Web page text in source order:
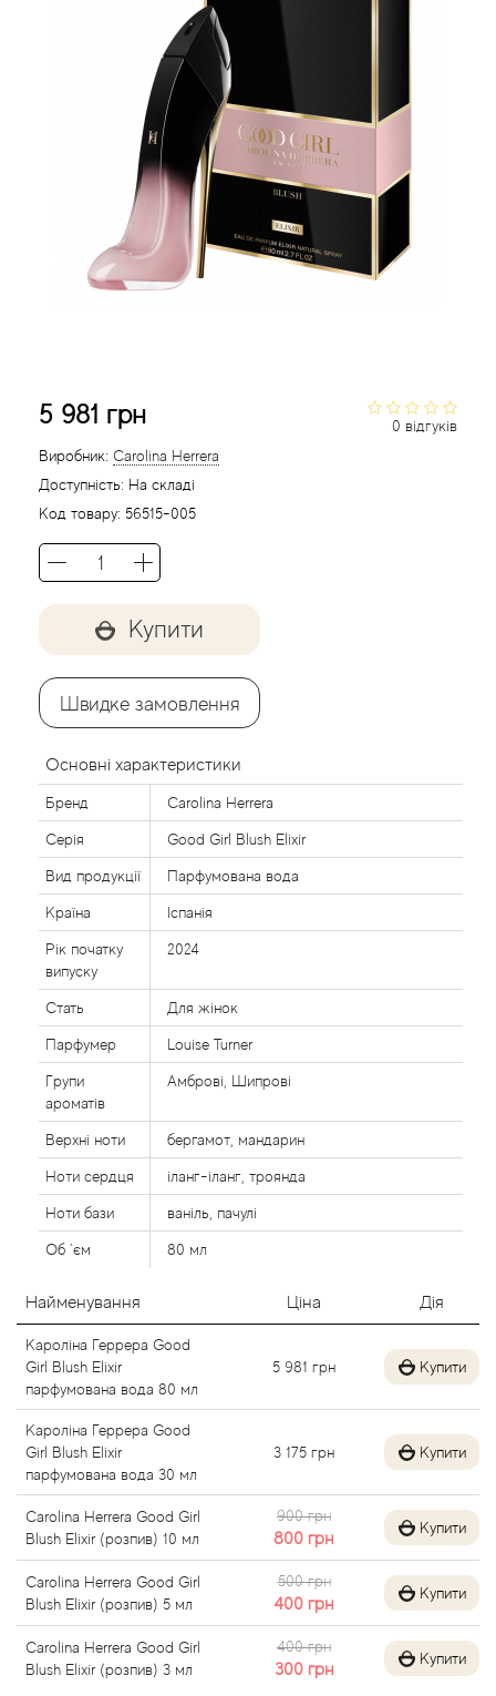
0 відгуків
5 981 грн
Виробник: Carolina Herrera
Доступність: На складі
Код товару: 56515-005
Купити
Швидке замовлення
Основні характеристики
Бренд Carolina Herrera
Серія Good Girl Blush Elixir
Вид продукції Парфумована вода
Країна Іспанія
Рік початку
випуску
2024
Стать Для жінок
Парфумер Louise Turner
Групи
ароматів
Амброві, Шипрові
Верхні ноти бергамот, мандарин
Ноти сердця іланг-іланг, троянда
Ноти бази ваніль, пачулі
Об `єм 80 мл
Найменування Ціна Дія
Кароліна Геррера Good
Girl Blush Elixir
парфумована вода 80 мл
5 981 грн Купити
Кароліна Геррера Good
Girl Blush Elixir
парфумована вода 30 мл
3 175 грн Купити
Carolina Herrera Good Girl
Blush Elixir (розпив) 10 мл
900 грн
800 грн
Купити
Carolina Herrera Good Girl
Blush Elixir (розпив) 5 мл
500 грн
400 грн
Купити
Carolina Herrera Good Girl
Blush Elixir (розпив) 3 мл
400 грн
300 грн
Купити
Acqua di Sardegna
Aedes de Venustas
Aerin Lauder
Afnan
Agatha Ruiz de la Prada
Agent Provocateur
Agonist
Aj Arabia (Widian)
Al Haramain
Al Jazeera
Alaia Paris
Alexander McQueen
Alexandre Barthet
Alexandre J
Alfred Dunhill
Alyson Oldoini
Alyssa Ashley
American Crew
Amouage
Amouroud
Andre L'Arom
Angel Schlesser
Anima Mundi
Anna Sui